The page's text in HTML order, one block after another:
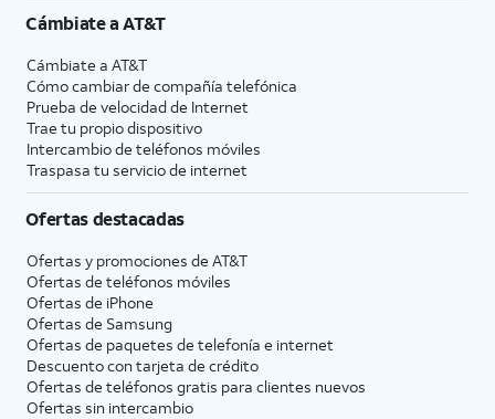
Cámbiate aAT&T
Cámbiate a AT&T
Cómo cambiar de compañía telefónica
Prueba de velocidad de Internet
Trae tu propio dispositivo
Intercambio de teléfonos móviles
Traspasa tu servicio de internet
Ofertas destacadas
Ofertas y promociones de AT&T
Ofertas de teléfonos móviles
Ofertas de iPhone
Ofertas de Samsung
Ofertas de paquetes de telefonía e internet
Descuento con tarjeta de crédito
Ofertas de teléfonos gratis para clientes nuevos
Ofertas sin intercambio